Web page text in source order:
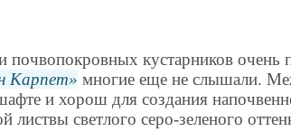
почвопокровных кустарников очень
Карпет
многие еще не слышали.
и хорош для создания
листвы светлого серо-зеленого